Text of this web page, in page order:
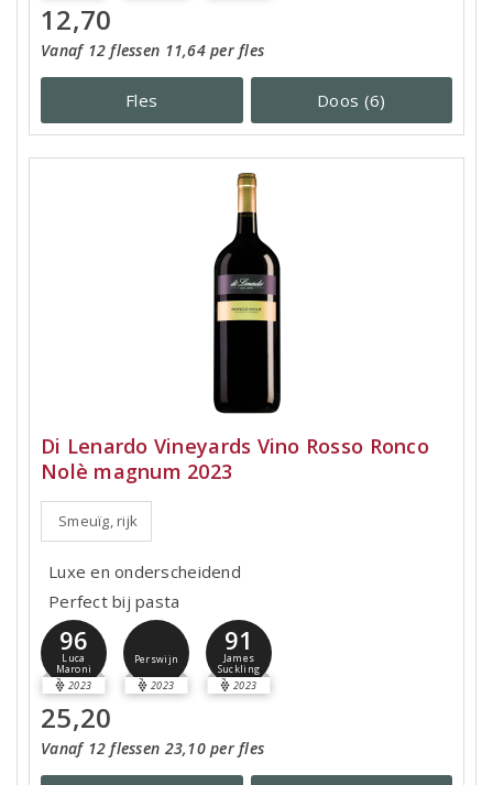
12,70
Vanaf 12 flessen 11,64 per fles
Fles Doos (6)
Di Lenardo Vineyards Vino Rosso Ronco
Nolè magnum 2023
Smeuïg, rijk
Luxe en onderscheidend
Perfect bij pasta
96
Luca
Maroni
2023
Perswijn
2023
91
James
Suckling
2023
25,20
Vanaf 12 flessen 23,10 per fles